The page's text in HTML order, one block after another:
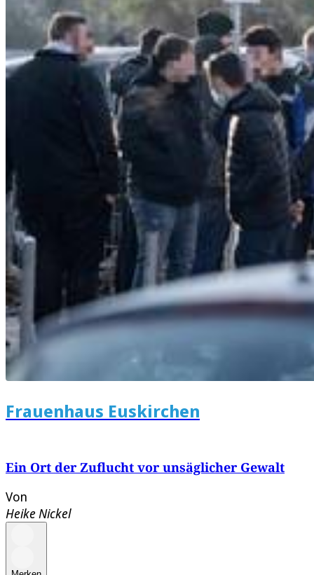
Frauenhaus Euskirchen
Ein Ort der Zuflucht vor unsäglicher Gewalt
Von
Heike Nickel